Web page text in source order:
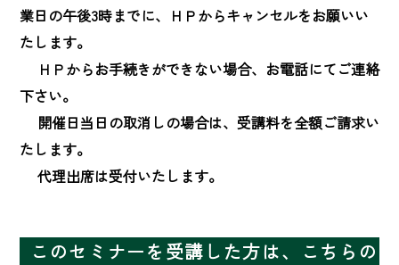
業日の午後3時までに、ＨＰからキャンセルをお願いい
たします。
ＨＰからお手続きができない場合、お電話にてご連絡
下さい。
開催日当日の取消しの場合は、受講料を全額ご請求い
たします。
代理出席は受付いたします。
このセミナーを受講した方は、こちらの